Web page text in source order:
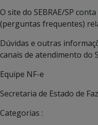
O site do SEBRAE/SP
(perguntas frequentes)
Dúvidas e outras
canais de atendimento do
Equipe NF-e
Secretaria de Estado de
Categorias :